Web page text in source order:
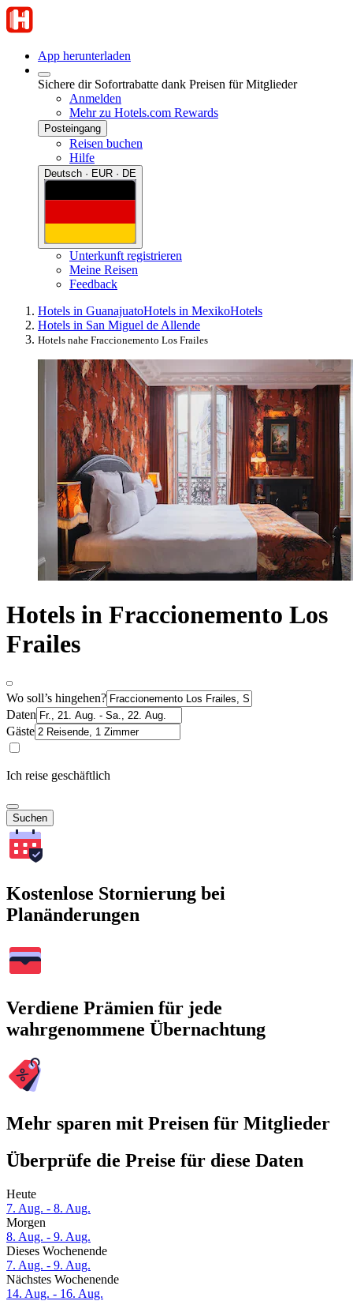
App herunterladen
Sichere dir Sofortrabatte dank Preisen für Mitglieder
Anmelden
Mehr zu Hotels.com Rewards
Posteingang
Reisen buchen
Hilfe
Deutsch · EUR · DE
Unterkunft registrieren
Meine Reisen
Feedback
Hotels in GuanajuatoHotels in MexikoHotels
Hotels in San Miguel de Allende
Hotels nahe Fraccionemento Los Frailes
Hotels in Fraccionemento Los
Frailes
Wo soll’s hingehen?
Daten
Gäste
Ich reise geschäftlich
Suchen
Kostenlose Stornierung bei
Planänderungen
Verdiene Prämien für jede
wahrgenommene Übernachtung
Mehr sparen mit Preisen für Mitglieder
Überprüfe die Preise für diese Daten
Heute
7. Aug. - 8. Aug.
Morgen
8. Aug. - 9. Aug.
Dieses Wochenende
7. Aug. - 9. Aug.
Nächstes Wochenende
14. Aug. - 16. Aug.